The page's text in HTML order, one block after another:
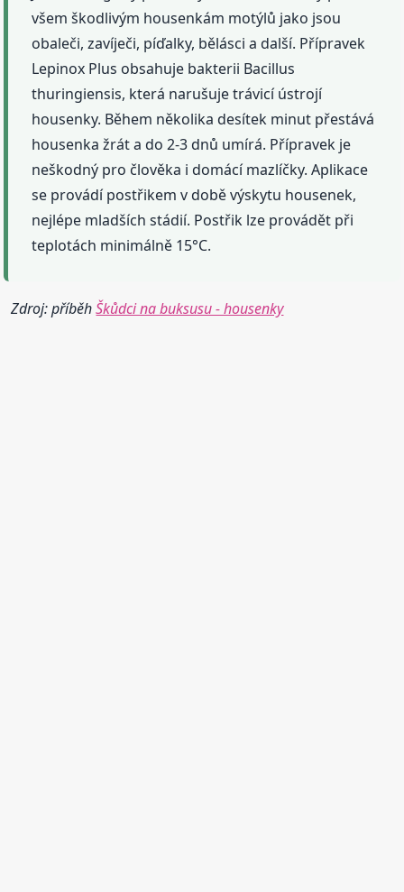
všem škodlivým housenkám motýlů jako jsou
obaleči, zavíječi, píďalky, bělásci a další. Přípravek
Lepinox Plus obsahuje bakterii Bacillus
thuringiensis, která narušuje trávicí ústrojí
housenky. Během několika desítek minut přestává
housenka žrát a do 2-3 dnů umírá. Přípravek je
neškodný pro člověka i domácí mazlíčky. Aplikace
se provádí postřikem v době výskytu housenek,
nejlépe mladších stádií. Postřik lze provádět při
teplotách minimálně 15°C.
Zdroj: příběhŠkůdci na buksusu - housenky